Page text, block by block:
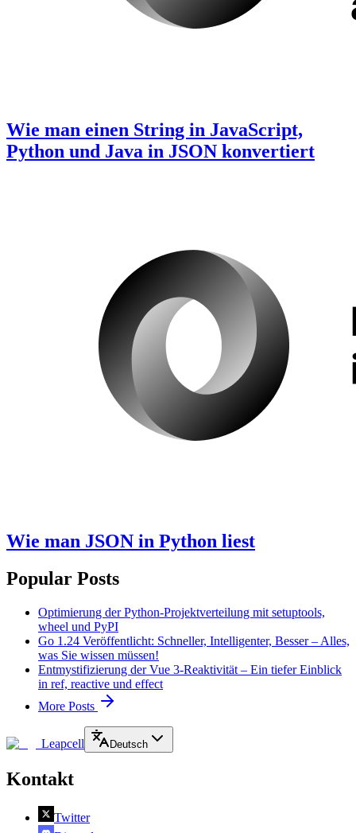
Wie man einen String in JavaScript,
Python und Java in JSON konvertiert
Wie man JSON in Python liest
Popular Posts
Optimierung der Python-Projektverteilung mit setuptools,
wheel und PyPI
Go 1.24 Veröffentlicht: Schneller, Intelligenter, Besser – Alles,
was Sie wissen müssen!
Entmystifizierung der Vue 3-Reaktivität – Ein tiefer Einblick
in ref, reactive und effect
More Posts
Leapcell Deutsch
Kontakt
Twitter